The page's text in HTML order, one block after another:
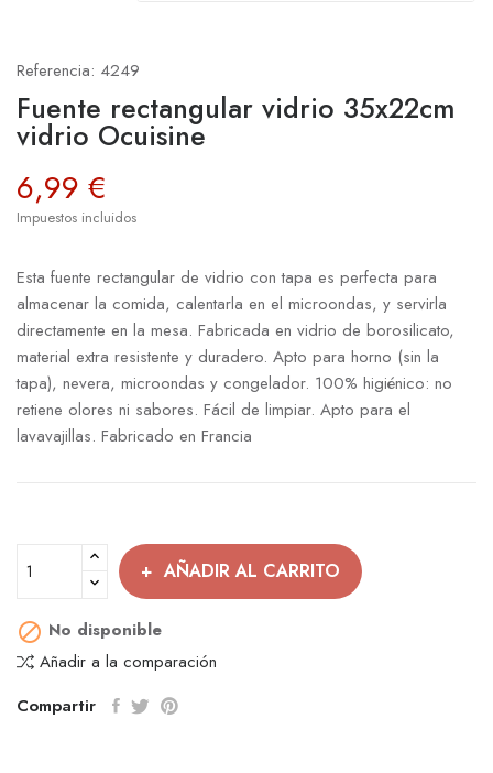
Referencia: 4249
Fuente rectangular vidrio 35x22cm
vidrio Ocuisine
6,99 €
Impuestos incluidos
Esta fuente rectangular de vidrio con tapa es perfecta para
almacenar la comida, calentarla en el microondas, y servirla
directamente en la mesa. Fabricada en vidrio de borosilicato,
material extra resistente y duradero. Apto para horno (sin la
tapa), nevera, microondas y congelador. 100% higiénico: no
retiene olores ni sabores. Fácil de limpiar. Apto para el
lavavajillas. Fabricado en Francia
AÑADIR AL CARRITO
 No disponible
Añadir a la comparación
Compartir